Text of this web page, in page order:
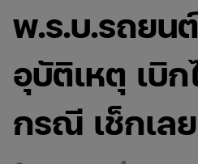
พ.ร.บ.รถยน
อุบัติเหตุ เบิ
กรณี เช็กเลย